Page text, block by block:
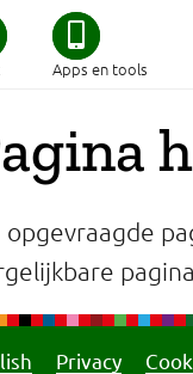
Apps en tools
kind
opgevraagde
Privacy